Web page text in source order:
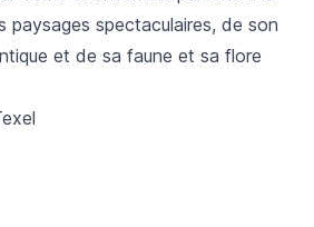
paysages spectaculaires, de son
et de sa faune et sa flore